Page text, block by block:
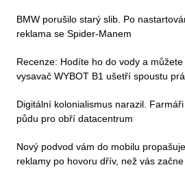
BMW porušilo starý slib. Po
reklama se Spider-Manem
Recenze: Hodíte ho do vody a
vysavač WYBOT B1 ušetří spoustu
Digitální kolonialismus narazil.
půdu pro obří datacentrum
Nový podvod vám do mobilu
reklamy po hovoru dřív, než vás